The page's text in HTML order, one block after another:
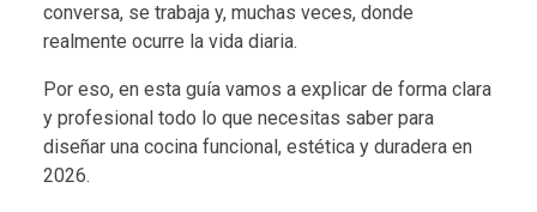
conversa, se trabaja y, muchas veces, donde
realmente ocurre la vida diaria.
Por eso, en esta guía vamos a explicar de forma clara
y profesional todo lo que necesitas saber para
diseñar una cocina funcional, estética y duradera en
2026.